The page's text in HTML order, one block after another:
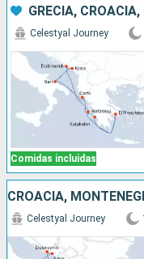
Comidas incluidas
Celestyal Journey
Celestyal Journey